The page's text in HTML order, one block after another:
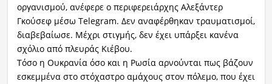
οργανισμού, ανέφερε ο περιφερειάρχης Αλεξάντερ
Γκούσεφ μέσω Telegram. Δεν αναφέρθηκαν τραυματισμοί,
διαβεβαίωσε. Μέχρι στιγμής, δεν έχει υπάρξει κανένα
σχόλιο από πλευράς Κιέβου.
Τόσο η Ουκρανία όσο και η Ρωσία αρνούνται πως βάζουν
εσκεμμένα στο στόχαστρο αμάχους στον πόλεμο, που έχει